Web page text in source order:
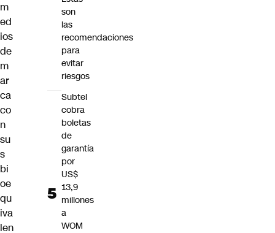
m
ed
ios
de
m
ar
ca
co
n
su
s
bi
oe
qu
iva
len
son
las
recomendaciones
para
evitar
riesgos
Subtel
cobra
boletas
de
garantía
por
US$
13,9
millones
a
WOM